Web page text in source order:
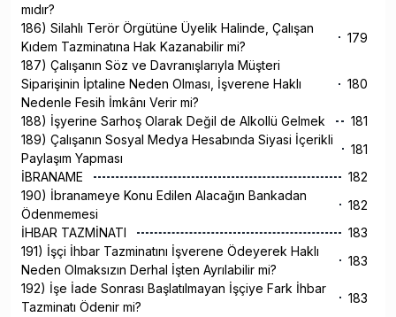
mıdır?
186) Silahlı Terör Örgütüne Üyelik Halinde, Çalışan
Kıdem Tazminatına Hak Kazanabilir mi?
179
187) Çalışanın Söz ve Davranışlarıyla Müşteri
Siparişinin İptaline Neden Olması, İşverene Haklı
Nedenle Fesih İmkânı Verir mi?
180
188) İşyerine Sarhoş Olarak Değil de Alkollü Gelmek
181
189) Çalışanın Sosyal Medya Hesabında Siyasi İçerikli
Paylaşım Yapması
181
İBRANAME
182
190) İbranameye Konu Edilen Alacağın Bankadan
Ödenmemesi
182
İHBAR TAZMİNATI
183
191) İşçi İhbar Tazminatını İşverene Ödeyerek Haklı
Neden Olmaksızın Derhal İşten Ayrılabilir mi?
183
192) İşe İade Sonrası Başlatılmayan İşçiye Fark İhbar
Tazminatı Ödenir mi?
183